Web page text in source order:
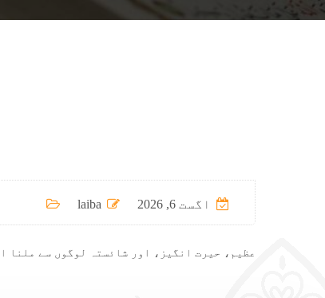
اگست 6, 2026 laiba
عظیم، حیرت انگیز، اور شائستہ لوگوں سے ملنا